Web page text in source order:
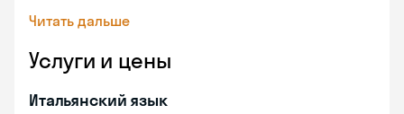
Читать дальше
Услуги и цены
Итальянский язык